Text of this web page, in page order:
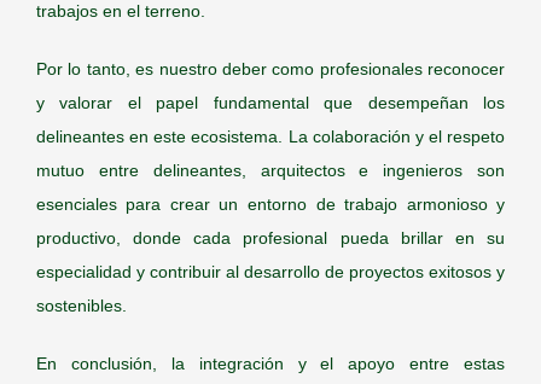
trabajos en el terreno.
Por lo tanto, es nuestro deber como profesionales reconocer
y valorar el papel fundamental que desempeñan los
delineantes en este ecosistema. La colaboración y el respeto
mutuo entre delineantes, arquitectos e ingenieros son
esenciales para crear un entorno de trabajo armonioso y
productivo, donde cada profesional pueda brillar en su
especialidad y contribuir al desarrollo de proyectos exitosos y
sostenibles.
En conclusión, la integración y el apoyo entre estas